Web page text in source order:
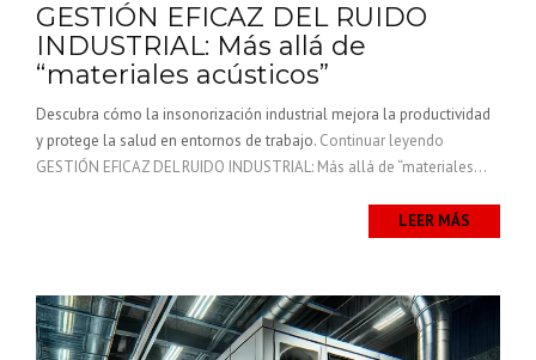
GESTIÓN EFICAZ DEL RUIDO
INDUSTRIAL: Más allá de
“materiales acústicos”
Descubra cómo la insonorización industrial mejora la productividad
y protege la salud en entornos de trabajo. Continuar leyendo
GESTIÓN EFICAZ DEL RUIDO INDUSTRIAL: Más allá de “materiales...
LEER MÁS